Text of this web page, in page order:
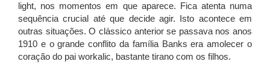
light, nos momentos em que aparece. Fica atenta numa
sequência crucial até que decide agir. Isto acontece em
outras situações. O clássico anterior se passava nos anos
1910 e o grande conflito da família Banks era amolecer o
coração do pai workalic, bastante tirano com os filhos.